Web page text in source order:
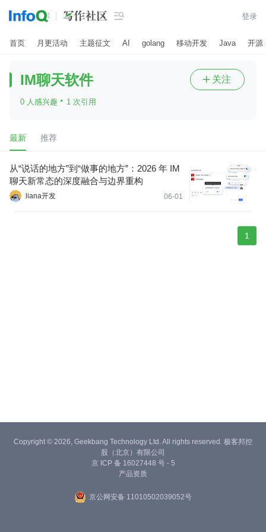
 登录
首页 月更活动 主题征文 AI golang 移动开发 Java 开源
IM聊天软件
0 人感兴趣 · 1 次引用
 关注
最新 推荐
从“说话的地方”到“做事的地方”：2026 年 IM
聊天新常态的深度融合与边界重构
liana开发 06-01
1
Copyright © 2026, Geekbang Technology Ltd. All rights reserved. 极客邦控
股（北京）有限公司
京 ICP 备 16027448 号 - 5
产品资质
京公网安备 11010502039052号